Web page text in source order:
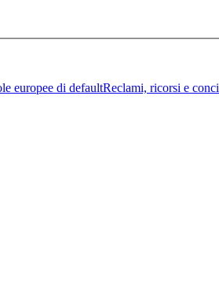
europee di defaultReclami, ricorsi e